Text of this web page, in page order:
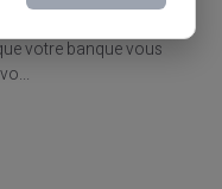
votre banque vous